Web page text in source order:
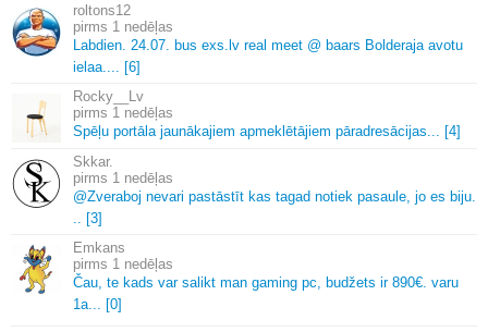
roltons12
1 nedēļas
Labdien. 24. 07. bus exs. lv real meet @ baars Bolderaja avotu
ielaa.
[6]
Rocky__Lv
1 nedēļas
Spēļu portāla jaunākajiem apmeklētājiem pāradresācijas.
[4]
Skkar.
1 nedēļas
@Zveraboj nevari pastāstīt kas tagad notiek pasaule, jo es biju.
[3]
Emkans
1 nedēļas
Čau, te kads var salikt man gaming pc, budžets ir 890€. varu
1a.
[0]